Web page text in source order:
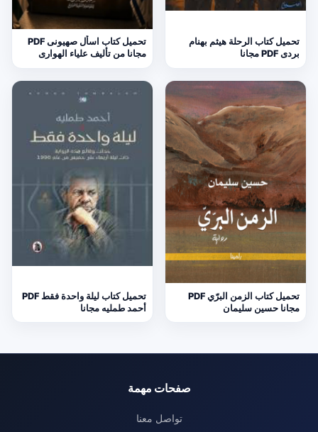
تحميل كتاب الرحلة هيثم بهنام
بردى PDF مجانا
تحميل كتاب اسأل صهيونى PDF
مجانا من تأليف علياء الهوارى
تحميل كتاب الزمن البرّي PDF
مجانا حسين سليمان
تحميل كتاب ليلة واحدة فقط PDF
أحمد طمليه مجانا
صفحات مهمة
تواصل معنا